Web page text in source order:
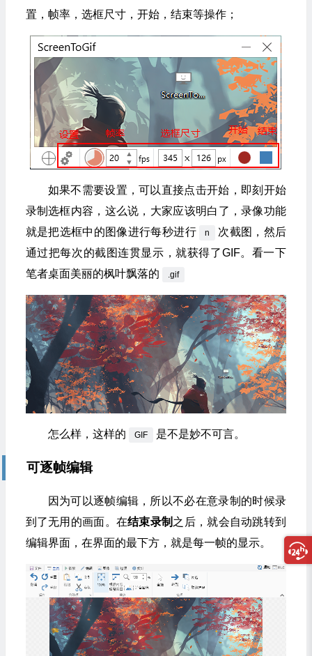
置，帧率，选框尺寸，开始，结束等操作；
如果不需要设置，可以直接点击开始，即刻开始
录制选框内容，这么说，大家应该明白了，录像功能
就是把选框中的图像进行每秒进行
n
次截图，然后
通过把每次的截图连贯显示，就获得了GIF。看一下
笔者桌面美丽的枫叶飘落的
.gif
怎么样，这样的 GIF 是不是妙不可言。
可逐帧编辑
因为可以逐帧编辑，所以不必在意录制的时候录
到了无用的画面。在结束录制 之后，就会自动跳转到
编辑界面，在界面的最下方，就是每一帧的显示。